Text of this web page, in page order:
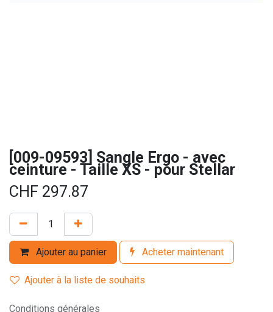
[009-09593] Sangle Ergo - avec
ceinture - Taille XS - pour Stellar
CHF 297.87
Ajouter au panier Acheter maintenant
Ajouter à la liste de souhaits
Conditions générales